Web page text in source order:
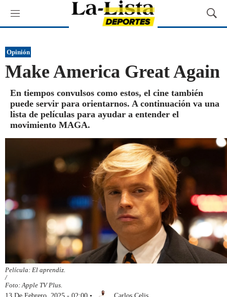
M
e
ú
M
o
a
ú
e
Opinión
Make America Great Again
En tiempos convulsos como estos, el cine también
puede servir para orientarnos. A continuación va una
lista de películas para ayudar a entender el
movimiento MAGA.
Película: El aprendiz.
/
Foto: Apple TV Plus.